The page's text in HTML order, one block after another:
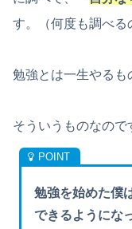
す。（何度も調べる
勉強とは一生やるも
そういうものなので
勉強を始めた僕
できるようにな